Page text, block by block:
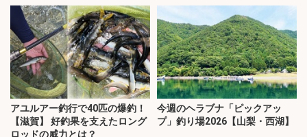
アユルアー釣行で40匹の爆釣！
【滋賀】 好釣果を支えたロング
ロッドの威力とは？
今週のヘラブナ「ピックアッ
プ」釣り場2026【山梨・西湖】